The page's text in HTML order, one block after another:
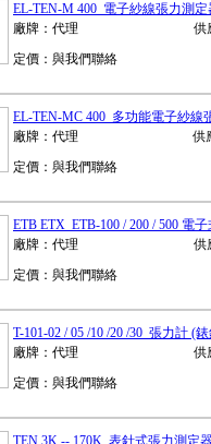
EL-TEN-M 400 電子紗線張力測
廠牌：代理
供
定價：與我們聯絡
EL-TEN-MC 400 多功能電子紗線
廠牌：代理
供
定價：與我們聯絡
ETB ETX ETB-100 / 200 / 500 電
廠牌：代理
供
定價：與我們聯絡
T-101-02 / 05 /10 /20 /30 張力計 (
廠牌：代理
供
定價：與我們聯絡
TEN 3K -- 170K 表針式張力測定